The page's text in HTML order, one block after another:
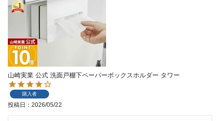
山崎実業 公式 洗面戸棚下ペーパーボックスホルダー タワー
購入者
投稿日 2026/05/22